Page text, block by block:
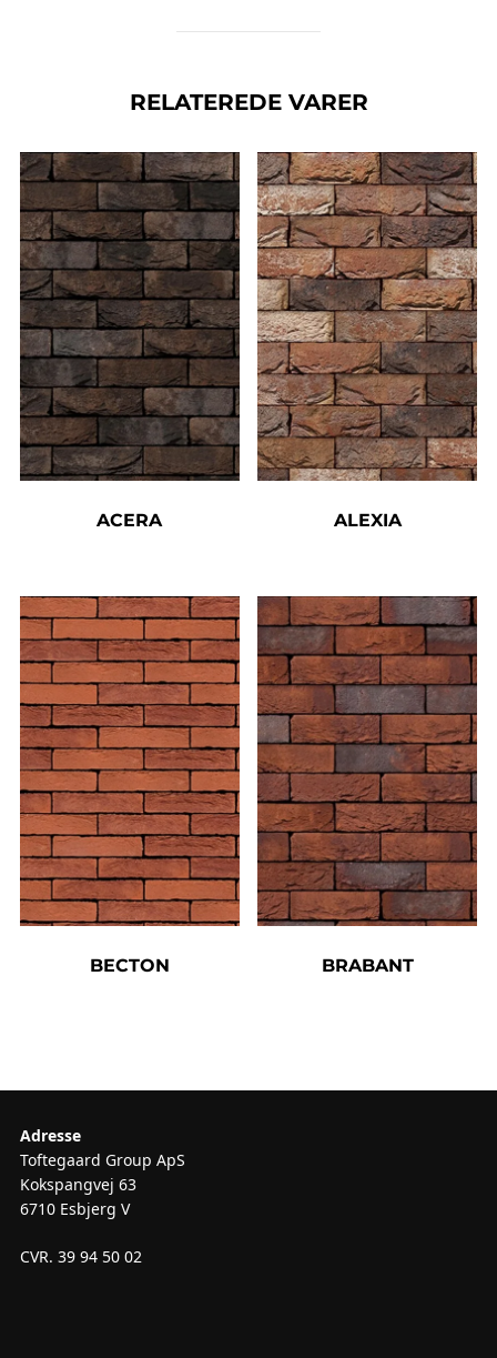
RELATEREDE VARER
ACERA ALEXIA
BECTON BRABANT
Adresse
Toftegaard Group ApS
Kokspangvej 63
6710 Esbjerg V
CVR. 39 94 50 02